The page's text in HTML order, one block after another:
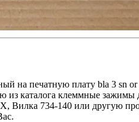
на печатную плату bla 3 sn
из каталога клеммные
Вилка 734-140 или другую